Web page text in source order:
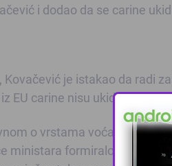
i dodao da se carine
Kovačević je istakao da radi
EU carine nisu ukidane.
o vrstama voća kao što
ministara formiralo je